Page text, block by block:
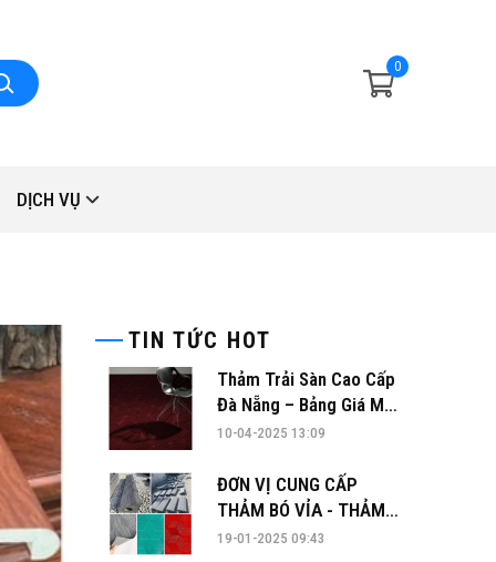
0
DỊCH VỤ
TIN TỨC HOT
Thảm Trải Sàn Cao Cấp
Đà Nẵng – Bảng Giá Mới
Nhất 2025 & Mẫu Đẹp
10-04-2025 13:09
ĐƠN VỊ CUNG CẤP
THẢM BÓ VỈA - THẢM
KIM CƯƠNG TẠI ĐÀ
19-01-2025 09:43